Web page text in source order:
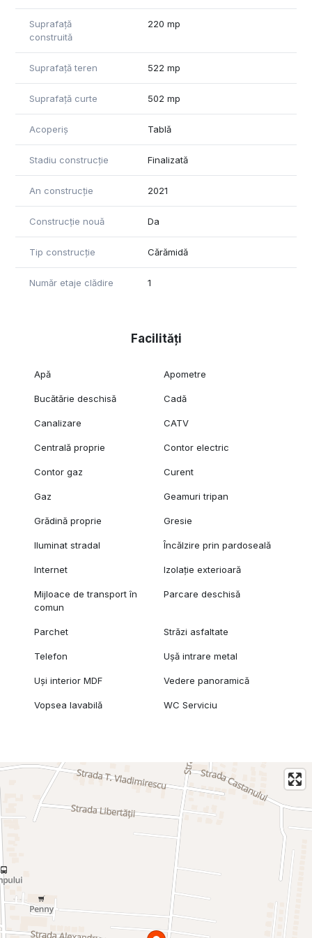
Suprafață
construită
220 mp
Suprafață teren 522 mp
Suprafață curte 502 mp
Acoperiș Tablă
Stadiu construcție Finalizată
An construcție 2021
Construcție nouă Da
Tip construcție Cărămidă
Număr etaje clădire 1
Facilități
Apă Apometre
Bucătărie deschisă Cadă
Canalizare CATV
Centrală proprie Contor electric
Contor gaz Curent
Gaz Geamuri tripan
Grădină proprie Gresie
Iluminat stradal Încălzire prin pardoseală
Internet Izolație exterioară
Mijloace de transport în
comun
Parcare deschisă
Parchet Străzi asfaltate
Telefon Ușă intrare metal
Uși interior MDF Vedere panoramică
Vopsea lavabilă WC Serviciu